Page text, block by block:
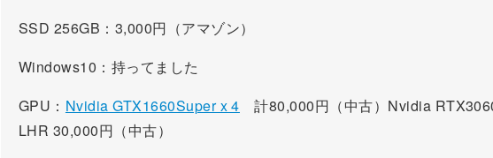
SSD 256GB：3,000円（アマゾン）
Windows10：持ってました
GPU： Nvidia GTX1660Super x 4 計80,000円（中古）Nvidia
LHR 30,000円（中古）